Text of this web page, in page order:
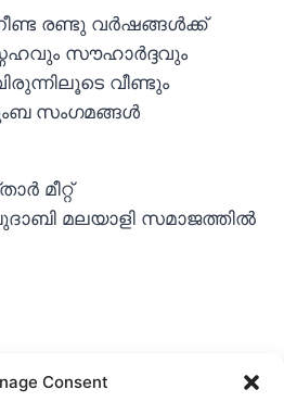
Consent
രണ്ടു വർഷങ്ങൾക്ക്
സൗഹാർദ്ദവും
വീണ്ടും
സംഗമങ്ങൾ
മീറ്റ്
മലയാളി സമാജത്തിൽ